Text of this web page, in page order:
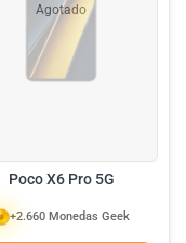
Agotado
Poco X6 Pro 5G
+2.660 Monedas Geek